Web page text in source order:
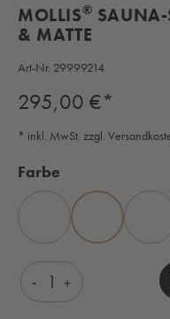
MOLLIS® SAUNA-
& MATTE
Art-Nr. 29999214
Regulärer Preis:
295,00 €*
* inkl. MwSt. zzgl.
Farbe
BLAU BRAUN
Produkt Anzahl: